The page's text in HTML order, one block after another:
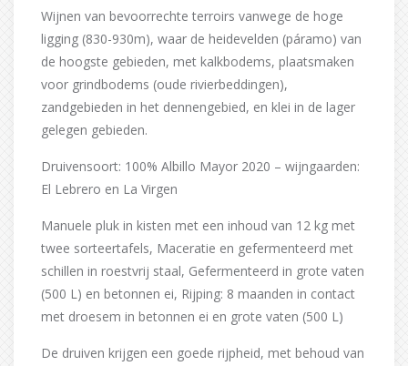
Wijnen van bevoorrechte terroirs vanwege de hoge
ligging (830-930m), waar de heidevelden (páramo) van
de hoogste gebieden, met kalkbodems, plaatsmaken
voor grindbodems (oude rivierbeddingen),
zandgebieden in het dennengebied, en klei in de lager
gelegen gebieden.
Druivensoort: 100% Albillo Mayor 2020 – wijngaarden:
El Lebrero en La Virgen
Manuele pluk in kisten met een inhoud van 12 kg met
twee sorteertafels, Maceratie en gefermenteerd met
schillen in roestvrij staal, Gefermenteerd in grote vaten
(500 L) en betonnen ei, Rijping: 8 maanden in contact
met droesem in betonnen ei en grote vaten (500 L)
De druiven krijgen een goede rijpheid, met behoud van